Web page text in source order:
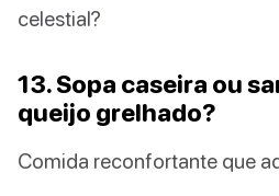
celestial?
13. Sopa caseira ou
queijo grelhado?
Comida reconfortante que